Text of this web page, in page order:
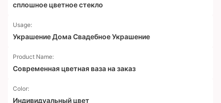
сплошное цветное стекло
Usage:
Украшение Дома Свадебное Украшение
Product Name:
Современная цветная ваза на заказ
Color:
Индивидуальный цвет